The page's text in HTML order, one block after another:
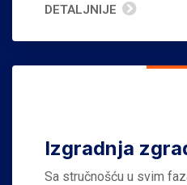
DETALJNIJE
Izgradnja
Sa stručnošću u svim